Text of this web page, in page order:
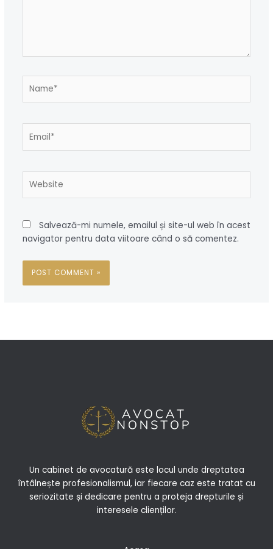
Salvează-mi numele, emailul și site-ul web în acest
navigator pentru data viitoare când o să comentez.
Un cabinet de avocatură este locul unde dreptatea
întâlnește profesionalismul, iar fiecare caz este tratat cu
seriozitate și dedicare pentru a proteja drepturile și
interesele clienților.